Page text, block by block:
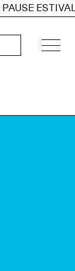
ESTIVALE 🏝️